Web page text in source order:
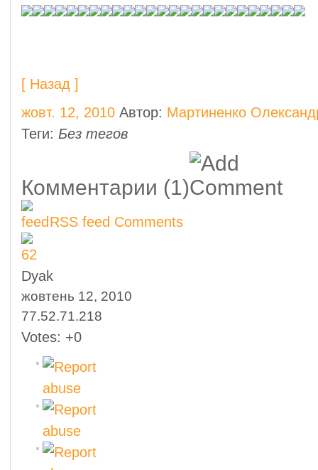
[ Назад ]
жовт. 12, 2010 Автор: Мартиненко
Теги: Без тегов
Комментарии (1)
RSS feed Comments
Dyak
жовтень 12, 2010
77.52.71.218
Votes: +0